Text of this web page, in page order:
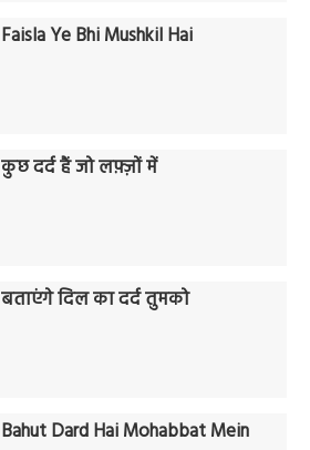
Faisla Ye Bhi Mushkil Hai
कुछ दर्द हैं जो लफ़्ज़ों में
बताएंगे दिल का दर्द तुमको
Bahut Dard Hai Mohabbat Mein